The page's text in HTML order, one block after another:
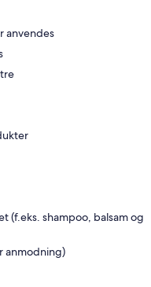
anvendes
(f.eks. shampoo, balsam og
anmodning)